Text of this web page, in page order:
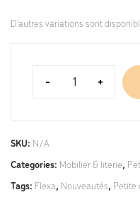
D'autres variations sont
- +
SKU: N/A
Categories: Mobilier & literie,
Tags: Flexa, Nouveautés, Petite